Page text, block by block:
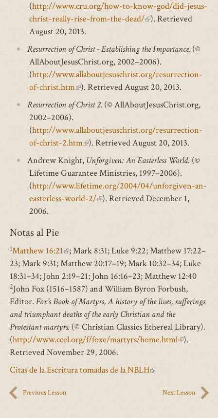
(http://www.cru.org/how-to-know-god/did-jesus-
christ-really-rise-from-the-dead/
(link
external)
). Retrieved
August 20, 2013.
Resurrection of Christ - Establishing the Importance. (©
AllAboutJesusChrist.org, 2002–2006).
(http://www.allaboutjesuschrist.org/resurrection-
of-christ.htm
(link
is
). Retrieved August 20, 2013.
Resurrection of Christ 2. (© AllAboutJesusChrist.org,
2002–2006).
(http://www.allaboutjesuschrist.org/resurrection-
of-christ-2.htm
(link
is
external)
). Retrieved August 20, 2013.
Andrew Knight, Unforgiven: An Easterless World. (©
Lifetime Guarantee Ministries, 1997–2006).
(http://www.lifetime.org/2004/04/unforgiven-an-
easterless-world-2/
(link ). Retrieved December 1,
2006.
Notas al Pie
1Matthew 16:21(link
is
external)
; Mark 8:31; Luke 9:22; Matthew 17:22–
23; Mark 9:31; Matthew 20:17–19; Mark 10:32–34; Luke
18:31–34; John 2:19–21; John 16:16–23; Matthew 12:40
2John Fox (1516–1587) and William Byron Forbush,
Editor. Fox’s Book of Martyrs, A history of the lives, sufferings
and triumphant deaths of the early Christian and the
Protestant martyrs. (© Christian Classics Ethereal Library).
(http://www.ccel.org/f/foxe/martyrs/home.html(link
).
Retrieved November 29, 2006.
Citas de la Escritura tomadas de la NBLH(link
external)
Previous Lesson Next Lesson